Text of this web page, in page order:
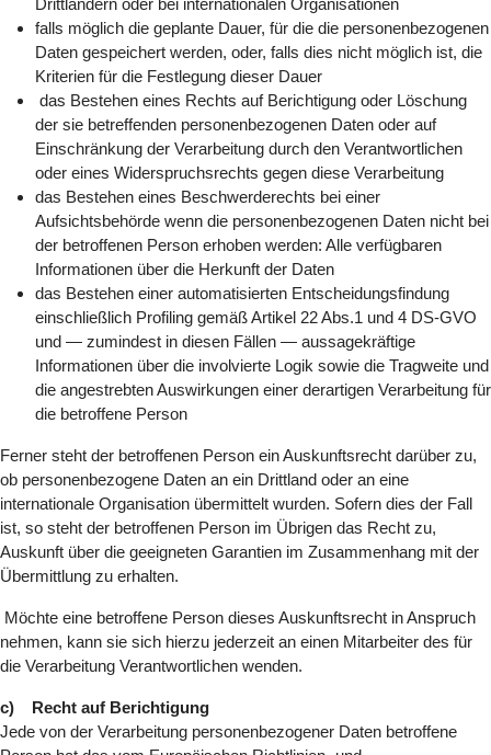
Drittländern oder bei internationalen Organisationen
falls möglich die geplante Dauer, für die die personenbezogenen
Daten gespeichert werden, oder, falls dies nicht möglich ist, die
Kriterien für die Festlegung dieser Dauer
das Bestehen eines Rechts auf Berichtigung oder Löschung
der sie betreffenden personenbezogenen Daten oder auf
Einschränkung der Verarbeitung durch den Verantwortlichen
oder eines Widerspruchsrechts gegen diese Verarbeitung
das Bestehen eines Beschwerderechts bei einer
Aufsichtsbehörde wenn die personenbezogenen Daten nicht bei
der betroffenen Person erhoben werden: Alle verfügbaren
Informationen über die Herkunft der Daten
das Bestehen einer automatisierten Entscheidungsfindung
einschließlich Profiling gemäß Artikel 22 Abs.1 und 4 DS-GVO
und — zumindest in diesen Fällen — aussagekräftige
Informationen über die involvierte Logik sowie die Tragweite und
die angestrebten Auswirkungen einer derartigen Verarbeitung für
die betroffene Person
Ferner steht der betroffenen Person ein Auskunftsrecht darüber zu,
ob personenbezogene Daten an ein Drittland oder an eine
internationale Organisation übermittelt wurden. Sofern dies der Fall
ist, so steht der betroffenen Person im Übrigen das Recht zu,
Auskunft über die geeigneten Garantien im Zusammenhang mit der
Übermittlung zu erhalten.
Möchte eine betroffene Person dieses Auskunftsrecht in Anspruch
nehmen, kann sie sich hierzu jederzeit an einen Mitarbeiter des für
die Verarbeitung Verantwortlichen wenden.
c) Recht auf Berichtigung
Jede von der Verarbeitung personenbezogener Daten betroffene